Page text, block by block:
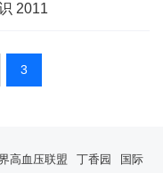
2011
3
高血压联盟 丁香园
国际